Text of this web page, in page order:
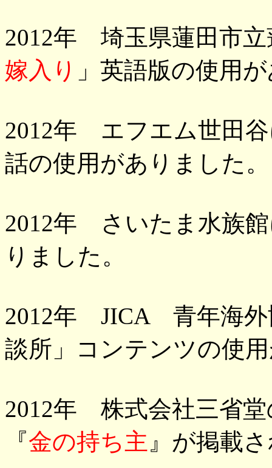
2012年 埼玉県蓮田市立
嫁入り 」英語版の使用
2012年 エフエム世田
話の使用がありました。
2012年 さいたま水族
りました。
2012年 JICA 青年海外
談所」コンテンツの使
2012年 株式会社三省堂
『金の持ち主 』が掲載